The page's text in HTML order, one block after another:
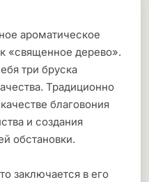
ароматическое
«священное дерево».
три бруска
Традиционно
благовония
и создания
обстановки.
заключается в его